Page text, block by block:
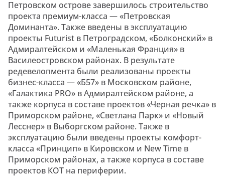
Петровском острове завершилось строительство
проекта премиум-класса — «Петровская
Доминанта». Также введены в эксплуатацию
проекты Futurist в Петроградском, «Болконский» в
Адмиралтейском и «Маленькая Франция» в
Василеостровском районах. В результате
редевелопмента были реализованы проекты
бизнес-класса — «Б57» в Московском районе,
«Галактика PRO» в Адмиралтейском районе, а
также корпуса в составе проектов «Черная речка» в
Приморском районе, «Светлана Парк» и «Новый
Лесснер» в Выборгском районе. Также в
эксплуатацию были введены проекты комфорт-
класса «Принцип» в Кировском и New Time в
Приморском районах, а также корпуса в составе
проектов КОТ на периферии.